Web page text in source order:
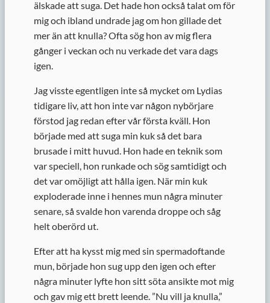
älskade att suga. Det hade hon också talat om för
mig och ibland undrade jag om hon gillade det
mer än att knulla? Ofta sög hon av mig flera
gånger i veckan och nu verkade det vara dags
igen.
Jag visste egentligen inte så mycket om Lydias
tidigare liv, att hon inte var någon nybörjare
förstod jag redan efter vår första kväll. Hon
började med att suga min kuk så det bara
brusade i mitt huvud. Hon hade en teknik som
var speciell, hon runkade och sög samtidigt och
det var omöjligt att hålla igen. När min kuk
exploderade inne i hennes mun några minuter
senare, så svalde hon varenda droppe och såg
helt oberörd ut.
Efter att ha kysst mig med sin spermadoftande
mun, började hon sug upp den igen och efter
några minuter lyfte hon sitt söta ansikte mot mig
och gav mig ett brett leende. ”Nu vill ja knulla,”